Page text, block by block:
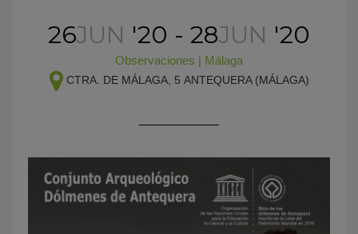
26JUN '20 - 28JUN '20
Observaciones | Málaga
CTRA. DE MÁLAGA, 5 ANTEQUERA (MÁLAGA)